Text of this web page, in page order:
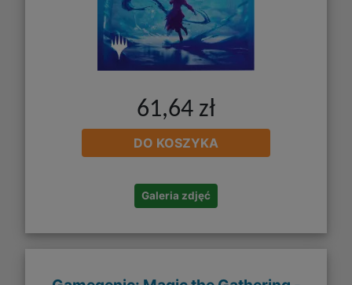
61,64 zł
DO KOSZYKA
Galeria zdjęć